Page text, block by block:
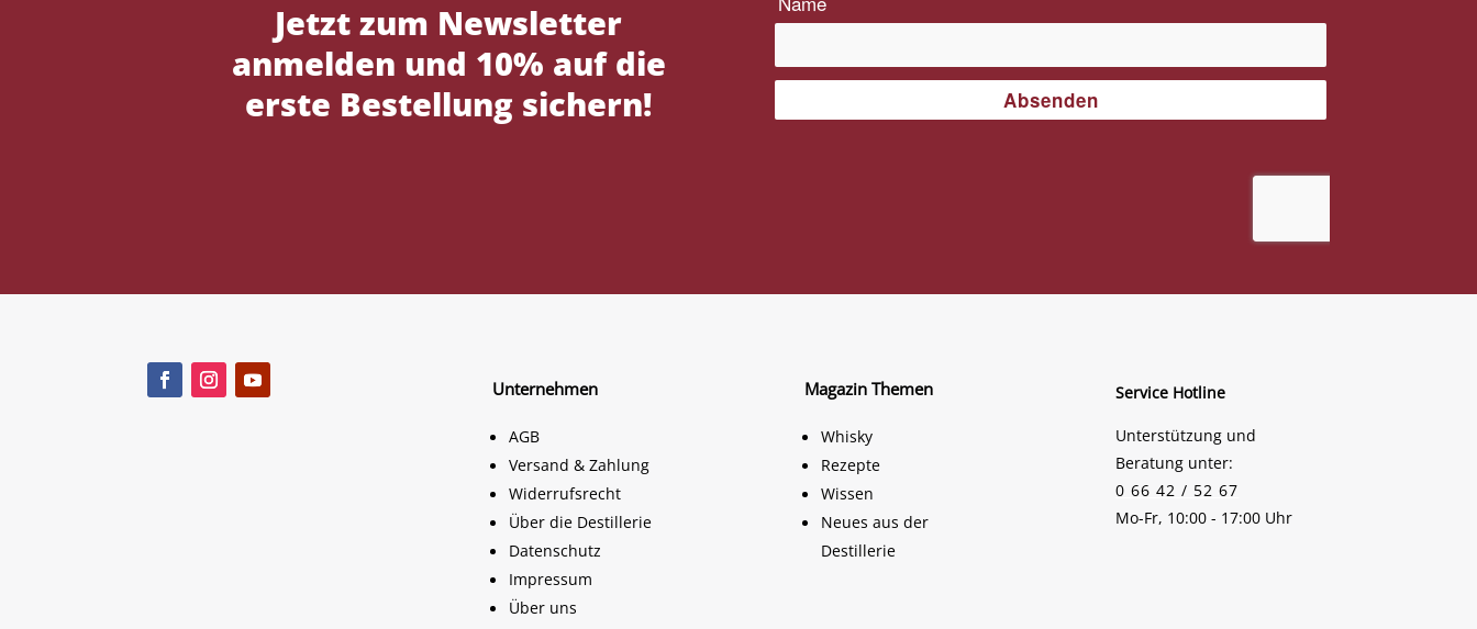
Jetzt zum Newsletter
anmelden und 10% auf die
erste Bestellung sichern!
Unternehmen
AGB
Versand & Zahlung
Widerrufsrecht
Über die Destillerie
Datenschutz
Impressum
Über uns
Magazin Themen
Whisky
Rezepte
Wissen
Neues aus der
Destillerie
Service Hotline
Unterstützung und
Beratung unter:
0 66 42 / 52 67
Mo-Fr, 10:00 - 17:00 Uhr